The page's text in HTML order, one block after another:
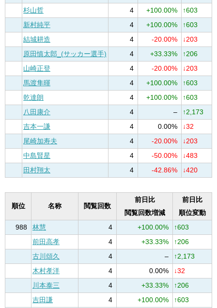
杉山哲
4 +100.00%
↑603
新村純平
4 +100.00%
↑603
結城耕造
4 -20.00%
↓203
原田慎太郎_(サッカー選手)
4 +33.33%
↑206
山崎正登
4 -20.00%
↓203
馬渡隼暉
4 +100.00%
↑603
乾達朗
4 +100.00%
↑603
八田康介
4 –
↑2,173
吉本一謙
4 0.00%
↓32
尾崎加寿夫
4 -20.00%
↓203
中島賢星
4 -50.00%
↓483
田村翔太
4 -42.86% ↓420
順位 名称 閲覧回数
前日比
閲覧回数増減
前日比
順位変動
988
林慧 4 +100.00%
↑603
前田高孝
4 +33.33%
↑206
古川頌久
4 –
↑2,173
木村孝洋
4 0.00%
↓32
川本泰三
4 +33.33%
↑206
吉田謙
4 +100.00%
↑603